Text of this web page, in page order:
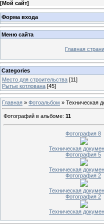
[Мой сайт]
Форма входа
Меню сайта
Главная
Categories
Место для строительства [11]
Рытье котлована [45]
Главная » Фотоальбом » Техническая
Фотографий в альбоме: 11
Фотография 8
Техническая
Фотография 5
Техническая
Фотография 2
Техническая
Фотография 2
Техническая